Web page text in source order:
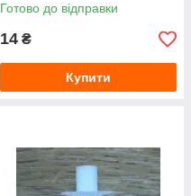
Готово до відправки
14 ₴
Купити